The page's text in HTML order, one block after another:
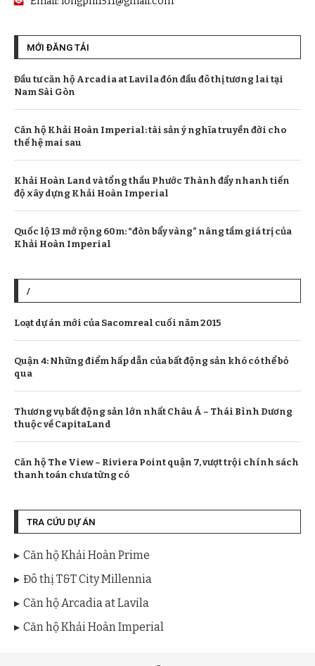
MỚI ĐĂNG TẢI
Đầu tư căn hộ Arcadia at Lavila đón đầu đô thị tương lai tại
Nam Sài Gòn
Căn hộ Khải Hoàn Imperial: tài sản ý nghĩa truyền đời cho
thế hệ mai sau
Khải Hoàn Land và tổng thầu Phước Thành đẩy nhanh tiến
độ xây dựng Khải Hoàn Imperial
Quốc lộ 13 mở rộng 60m: “đòn bẩy vàng” nâng tầm giá trị của
Khải Hoàn Imperial
/
Loạt dự án mới của Sacomreal cuối năm 2015
Quận 4: Những điểm hấp dẫn của bất động sản khó có thể bỏ
qua
Thương vụ bất động sản lớn nhất Châu Á – Thái Bình Dương
thuộc về CapitaLand
Căn hộ The View – Riviera Point quận 7, vượt trội chính sách
thanh toán chưa từng có
TRA CỨU DỰ ÁN
Căn hộ Khải Hoàn Prime
Đô thị T&T City Millennia
Căn hộ Arcadia at Lavila
Căn hộ Khải Hoàn Imperial